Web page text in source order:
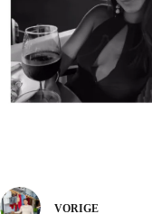
VORIGE